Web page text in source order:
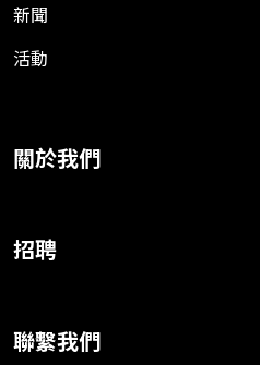
新聞
活動
關於我們
招聘
聯繫我們